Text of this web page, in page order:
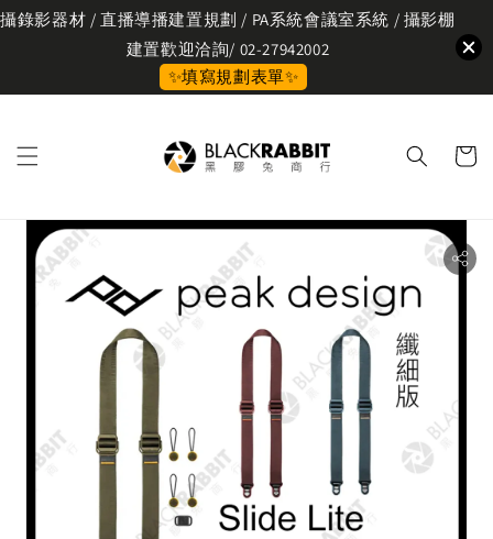
攝錄影器材 / 直播導播建置規劃 / PA系統會議室系統 / 攝影棚
建置歡迎洽詢/ 02-27942002
✨填寫規劃表單✨